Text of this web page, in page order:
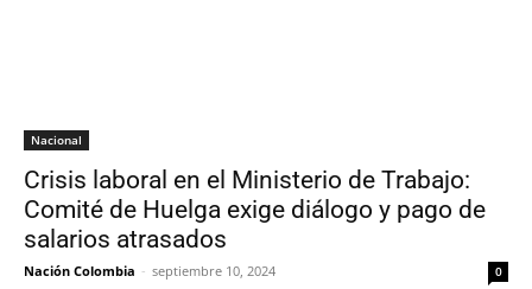
Nacional
Crisis laboral en el Ministerio de Trabajo:
Comité de Huelga exige diálogo y pago de
salarios atrasados
Nación Colombia - septiembre 10, 2024 0